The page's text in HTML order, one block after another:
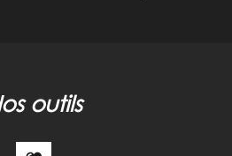
nos outils